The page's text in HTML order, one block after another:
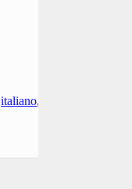
italiano,